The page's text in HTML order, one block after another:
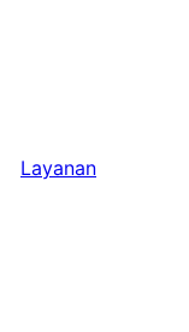
Layanan